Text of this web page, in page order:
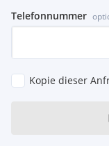
Telefonnummer
Kopie dieser